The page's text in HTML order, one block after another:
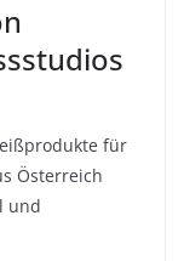
für
Österreich
und